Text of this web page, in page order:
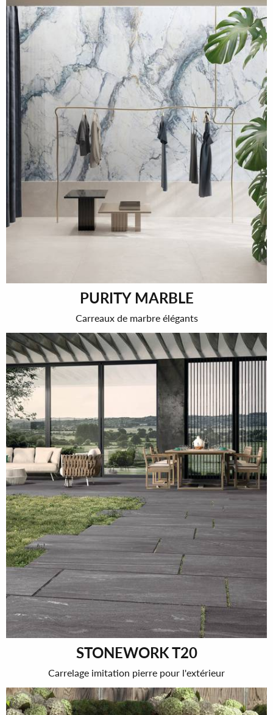
PURITY MARBLE
Carreaux de marbre élégants
STONEWORK T20
Carrelage imitation pierre pour l'extérieur